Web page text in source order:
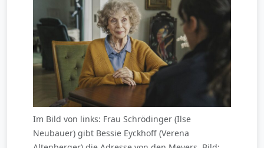
Im Bild von links: Frau Schrödinger (Ilse
Neubauer) gibt Bessie Eyckhoff (Verena